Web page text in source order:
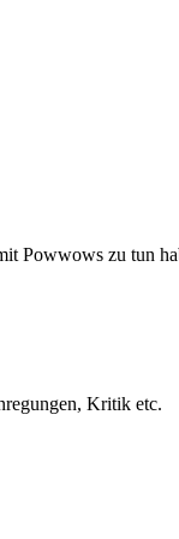
Powwows zu tun
Kritik etc.